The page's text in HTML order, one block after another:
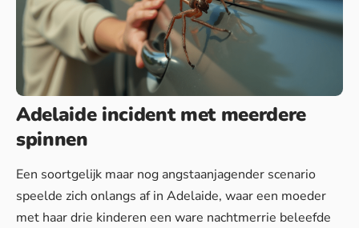
Adelaide incident met meerdere
spinnen
Een soortgelijk maar nog angstaanjagender scenario
speelde zich onlangs af in Adelaide, waar een moeder
met haar drie kinderen een ware nachtmerrie beleefde